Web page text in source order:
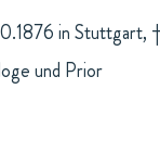
in
und Prior